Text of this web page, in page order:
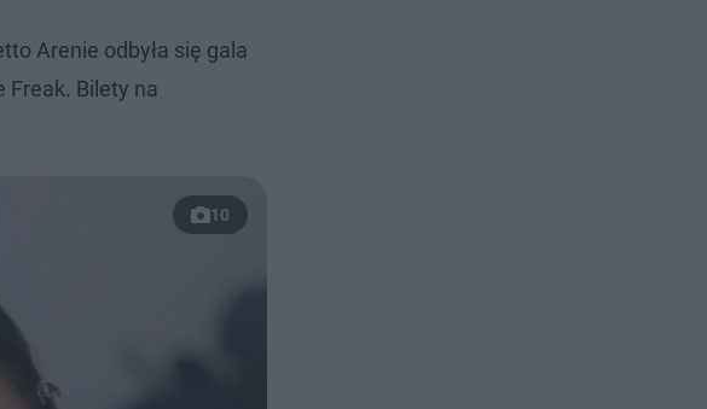
Arenie odbyła się gala
Freak. Bilety na
10